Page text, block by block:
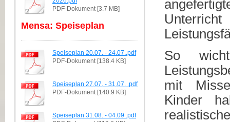
PDF-Dokument [3.7 MB]
Mensa: Speiseplan
Speiseplan 20.07. - 24.07..pdf
PDF-Dokument [138.4 KB]
Speiseplan 27.07. - 31.07. .pdf
PDF-Dokument [140.9 KB]
Speiseplan 31.08. - 04.09..pdf
So
mit
Kinder